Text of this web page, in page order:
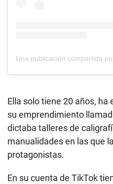
Ella solo tiene 20 años,
su emprendimiento
dictaba talleres de
manualidades en las que
protagonistas.
En su cuenta de TikTok